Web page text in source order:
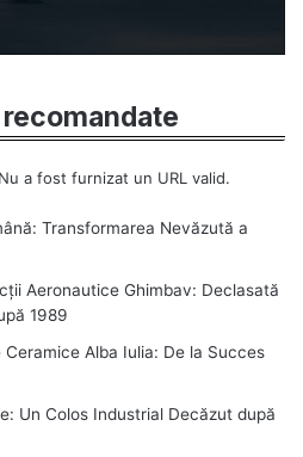
a fost furnizat un URL valid.
Transformarea Nevăzută a
Aeronautice Ghimbav: Declasată
1989
Alba Iulia: De la Succes
Un Colos Industrial Decăzut după